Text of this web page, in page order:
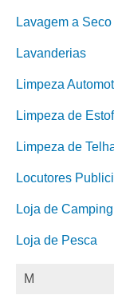
Lavagem a
Lavanderias
Limpeza
Limpeza de
Limpeza de
Locutores
Loja de Camping
Loja de Pesca
M